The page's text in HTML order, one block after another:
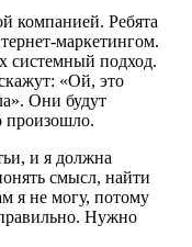
компанией. Ребята
маркетингом.
системный подход.
«Ой, это
Они будут
произошло.
и я должна
смысл, найти
я не могу, потому
Нужно